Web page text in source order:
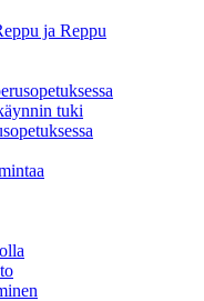
ja Reppu
tuki